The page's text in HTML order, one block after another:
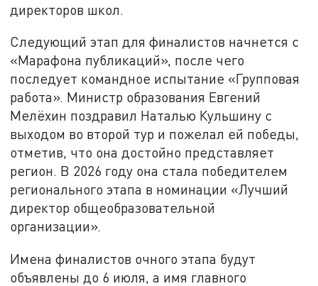
директоров школ.
Следующий этап для финалистов начнется с
«Марафона публикаций», после чего
последует командное испытание «Групповая
работа». Министр образования Евгений
Мелёхин поздравил Наталью Кульшину с
выходом во второй тур и пожелал ей победы,
отметив, что она достойно представляет
регион. В 2026 году она стала победителем
регионального этапа в номинации «Лучший
директор общеобразовательной
организации».
Имена финалистов очного этапа будут
объявлены до 6 июля, а имя главного